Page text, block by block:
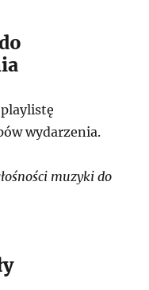
wydarzenia.
muzyki do